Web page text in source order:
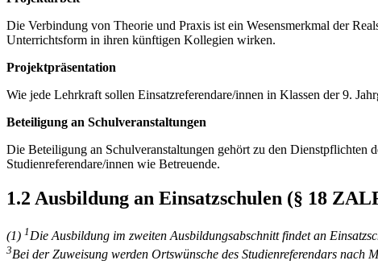
Die Verbindung von Theorie und Praxis ist ein Wesensmerkmal der
Unter­richtsform in ihren künftigen Kollegien wirken.
Projektpräsentation
Wie jede Lehrkraft sollen Einsatzreferendare/innen in Klassen der 9.
Beteiligung an Schulveranstaltungen
Die Beteiligung an Schulveranstaltungen gehört zu den Dienstpflichten
Stu­dienreferendare/innen wie Betreuende.
1.2 Ausbildung an Einsatzschulen (§ 18
(1) 1 Die Ausbildung im zweiten Ausbildungsabschnitt findet an
3Bei der Zuweisung werden Ortswünsche des Studienreferendars